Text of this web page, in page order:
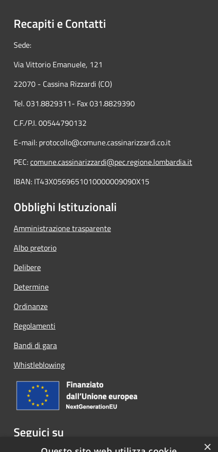
Recapiti e Contatti
Sede:
Via Vittorio Emanuele, 121
22070 - Cassina Rizzardi (CO)
Tel. 031.8829311- Fax 031.8829390
C.F./P.I. 00544790132
E-mail: protocollo@comune.cassinarizzardi.co.it
PEC:comune.cassinarizzardi@pec.regione.lombardia.it
IBAN: IT43X0569651010000009090X15
Obblighi Istituzionali
Amministrazione trasparente
Albo pretorio
Delibere
Determine
Ordinanze
Regolamenti
Bandi di gara
Whistleblowing
Seguici su
Facebook ×